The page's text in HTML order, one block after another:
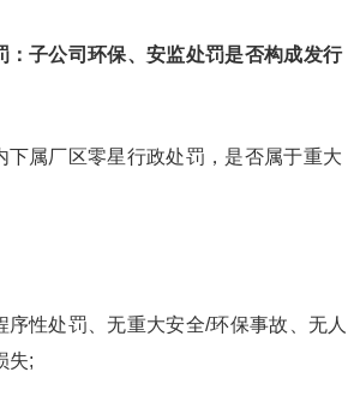
：子公司环保、安监处罚是否构成发行
下属厂区零星行政处罚，是否属于重大
序性处罚、无重大安全/环保事故、无人
失;